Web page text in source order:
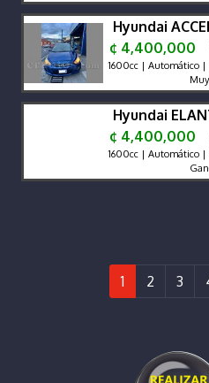
Hyundai
¢ 4,400,000
1600cc | Automático |
Muy
Hyundai
¢ 4,400,000
1600cc | Automático |
1 2 3